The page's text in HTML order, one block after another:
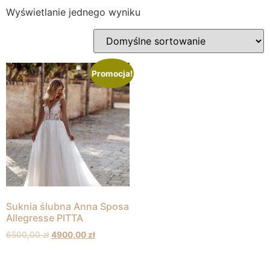
Wyświetlanie jednego wyniku
Promocja!
Suknia ślubna Anna Sposa
Allegresse PITTA
6500,00zł 4900,00zł